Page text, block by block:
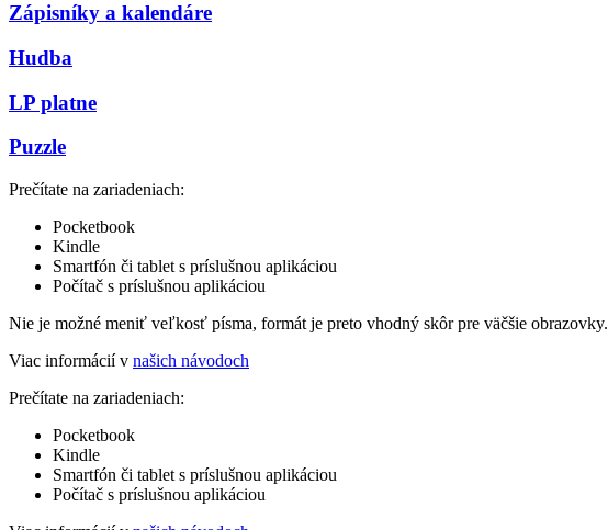
Zápisníky a kalendáre
Hudba
LP platne
Puzzle
Prečítate na zariadeniach:
Pocketbook
Kindle
Smartfón či tablet s príslušnou aplikáciou
Počítač s príslušnou aplikáciou
Nie je možné meniť veľkosť písma, formát je preto vhodný skôr pre väčšie obrazovky.
Viac informácií v našich návodoch
Prečítate na zariadeniach:
Pocketbook
Kindle
Smartfón či tablet s príslušnou aplikáciou
Počítač s príslušnou aplikáciou